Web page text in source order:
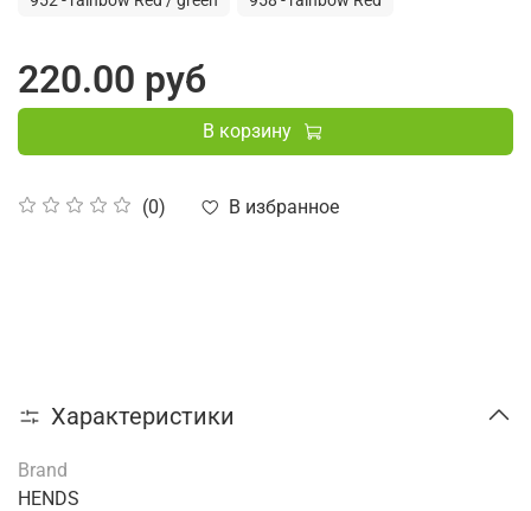
(0) В избранное
220.00 руб
В корзину
Характеристики
Brand
HENDS